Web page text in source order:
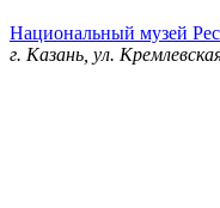
Национальный музей
г. Казань, ул.